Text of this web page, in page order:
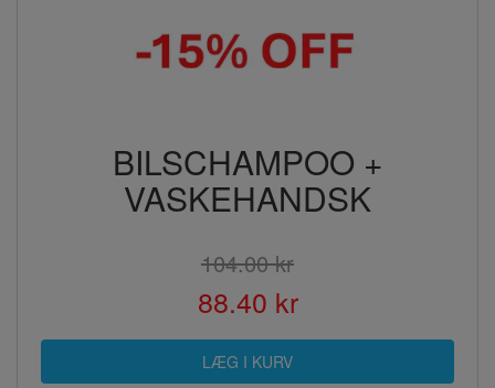
BILSCHAMPOO +
VASKEHANDSK
104.00 kr
88.40 kr